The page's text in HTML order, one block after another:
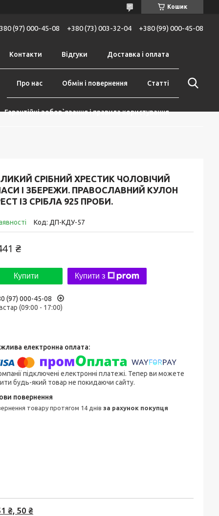
Кошик
(97) 000-45-08 +380 (73) 003-32-04 +380 (99) 000-45-08
Контакти Відгуки Доставка і оплата
Про нас Обмін і повернення Статті
Гарантійні зобов`язання і правила користування
СРІБНИЙ ХРЕСТИК ЧОЛОВІЧИЙ
І ЗБЕРЕЖИ. ПРАВОСЛАВНИЙ КУЛОН
ІЗ СРІБЛА 925 ПРОБИ.
Код: ДП-КДУ-57
₴
Купити Купити з
(97) 000-45-08
(09:00 - 17:00)
підключені електронні платежі. Тепер ви можете
будь-який товар не покидаючи сайту.
товару протягом 14 днів за рахунок покупця
₴, 50 ₴